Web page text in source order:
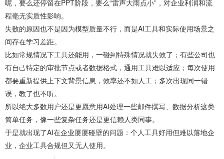
呢，要么还停留在PPT阶段，要么“雷声大雨点小”，对企业利润和流
程毫无实质性影响。
失败的原因也不是因为模型质量不行，而是AI工具和实际使用场景之
间存在学习差距。
比如常规情况下工具还能用，一碰到特殊情况就失效了；有些公司也
有自己特定的审批节点或者数据格式，通用工具难以适应；每次使用
都要重新提供上下文背景信息，效率还不如人工；多次出现同一错
误，教了也不听。
所以绝大多数用户还是更愿意用AI处理一些邮件撰写、数据分析这类
简单任务，像一些复杂任务还是更信赖人类同事。
于是就出现了AI在企业屡屡碰壁的问题：个人工具好用但难以落地企
业，企业工具合规但又无人使用。